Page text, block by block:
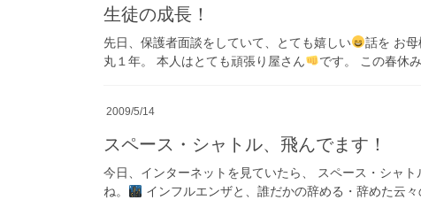
生徒の成長！
先日、保護者面談をしていて、とても嬉しい
話を お
丸１年。 本人はとても頑張り屋さん
です。 この春休
2009/5/14
スペース・シャトル、飛んでます！
今日、インターネットを見ていたら、 スペース・シャ
ね。
インフルエンザと、誰だかの辞める・辞めた云